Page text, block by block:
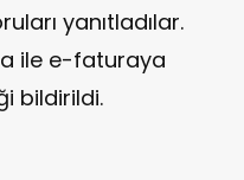
yanıtladılar.
ile e-faturaya
bildirildi.